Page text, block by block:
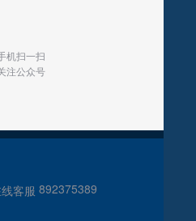
机扫一扫
注公众号
892375389